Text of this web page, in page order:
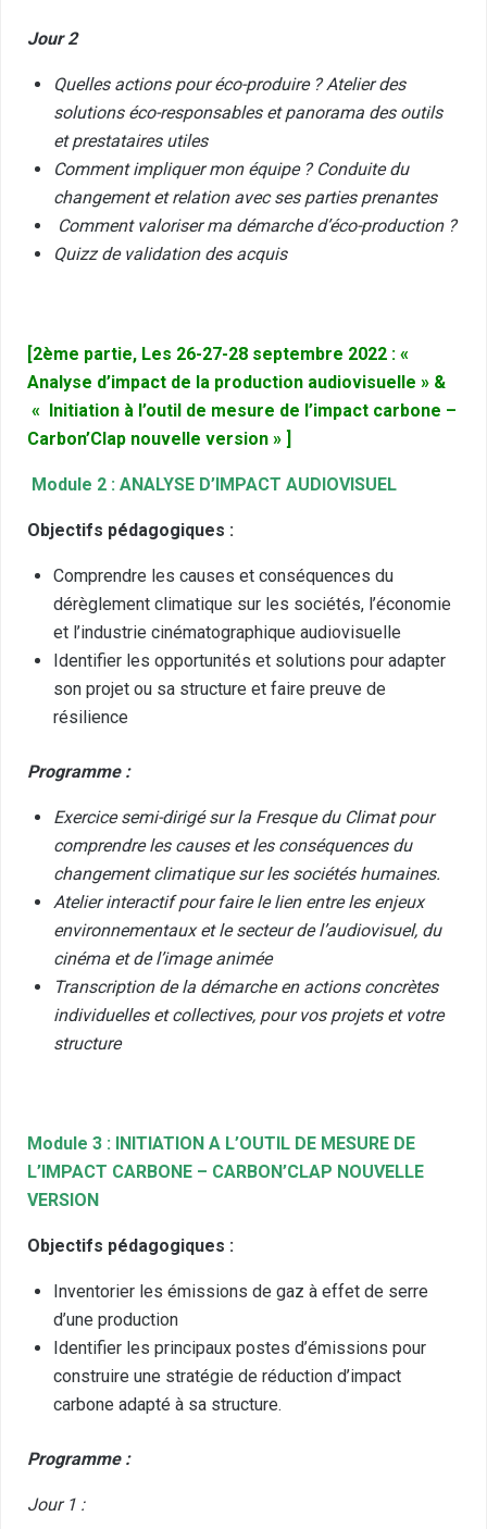
Jour 2
Quelles actions pour éco-produire ? Atelier des
solutions éco-responsables et panorama des outils
et prestataires utiles
Comment impliquer mon équipe ? Conduite du
changement et relation avec ses parties prenantes
Comment valoriser ma démarche d’éco-production ?
Quizz de validation des acquis
[2ème partie, Les 26-27-28 septembre 2022 : «
Analyse d’impact de la production audiovisuelle » &
« Initiation à l’outil de mesure de l’impact carbone –
Carbon’Clap nouvelle version » ]
Module 2 : ANALYSE D’IMPACT AUDIOVISUEL
Objectifs pédagogiques :
Comprendre les causes et conséquences du
dérèglement climatique sur les sociétés, l’économie
et l’industrie cinématographique audiovisuelle
Identifier les opportunités et solutions pour adapter
son projet ou sa structure et faire preuve de
résilience
Programme :
Exercice semi-dirigé sur la Fresque du Climat pour
comprendre les causes et les conséquences du
changement climatique sur les sociétés humaines.
Atelier interactif pour faire le lien entre les enjeux
environnementaux et le secteur de l’audiovisuel, du
cinéma et de l’image animée
Transcription de la démarche en actions concrètes
individuelles et collectives, pour vos projets et votre
structure
Module 3 : INITIATION A L’OUTIL DE MESURE DE
L’IMPACT CARBONE – CARBON’CLAP NOUVELLE
VERSION
Objectifs pédagogiques :
Inventorier les émissions de gaz à effet de serre
d’une production
Identifier les principaux postes d’émissions pour
construire une stratégie de réduction d’impact
carbone adapté à sa structure.
Programme :
Jour 1 :